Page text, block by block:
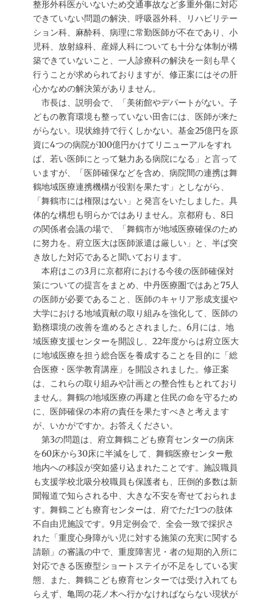
整形外科医がいないため交通事故など多重外傷に対応
できていない問題の解決、呼吸器外科、リハビリテー
ション科、麻酔科、病理に常勤医師が不在であり、小
児科、放射線科、産婦人科についても十分な体制が構
築できていないこと、一人診療科の解決を一刻も早く
行うことが求められておりますが、修正案にはその肝
心かなめの解決策がありません。
市長は、説明会で、「美術館やデパートがない。子
どもの教育環境も整っていない田舎には、医師が来た
がらない。現状維持で行くしかない。基金25億円を原
資に4つの病院が100億円かけてリニューアルをすれ
ば、若い医師にとって魅力ある病院になる」と言って
いますが、「医師確保などを含め、病院間の連携は舞
鶴地域医療連携機構が役割を果たす」としながら、
「舞鶴市には権限はない」と発言をいたしました。具
体的な構想も明らかではありません。京都府も、8日
の関係者会議の場で、「舞鶴市が地域医療確保のため
に努力を。府立医大は医師派遣は厳しい」と、半ば突
き放した対応であると聞いております。
本府はこの3月に京都府における今後の医師確保対
策についての提言をまとめ、中丹医療圏ではあと75人
の医師が必要であること、医師のキャリア形成支援や
大学における地域貢献の取り組みを強化して、医師の
勤務環境の改善を進めるとされました。6月には、地
域医療支援センターを開設し、22年度からは府立医大
に地域医療を担う総合医を養成することを目的に「総
合医療・医学教育講座」を開設されました。修正案
は、これらの取り組みや計画との整合性もとれており
ません。舞鶴の地域医療の再建と住民の命を守るため
に、医師確保の本府の責任を果たすべきと考えます
が、いかがですか。お答えください。
第3の問題は、府立舞鶴こども療育センターの病床
を60床から30床に半減をして、舞鶴医療センター敷
地内への移設が突如盛り込まれたことです。施設職員
も支援学校北吸分校職員も保護者も、圧倒的多数は新
聞報道で知らされる中、大きな不安を寄せておられま
す。舞鶴こども療育センターは、府でただ1つの肢体
不自由児施設です。9月定例会で、全会一致で採択さ
れた「重度心身障がい児に対する施策の充実に関する
請願」の審議の中で、重度障害児・者の短期的入所に
対応できる医療型ショートステイが不足をしている実
態、また、舞鶴こども療育センターでは受け入れても
らえず、亀岡の花ノ木へ行かなければならない現状が